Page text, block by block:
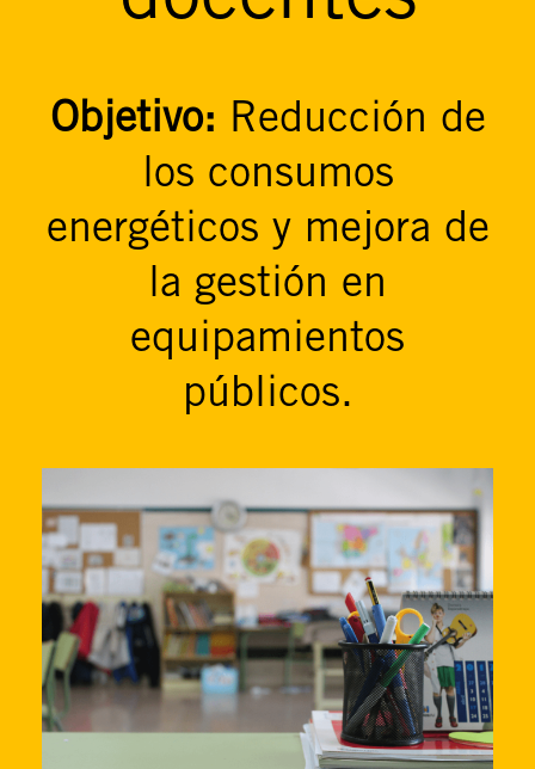
Objetivo: Reducción de
los consumos
energéticos y mejora de
la gestión en
equipamientos
públicos.